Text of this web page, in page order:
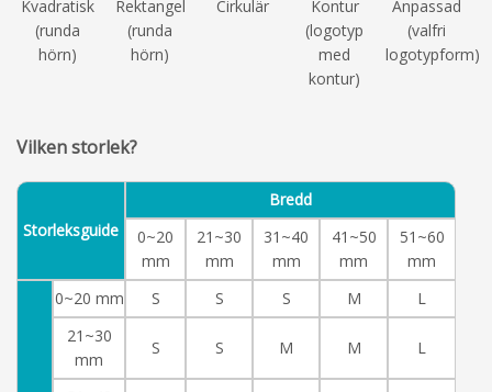
Kvadratisk
(runda
hörn)
Rektangel
(runda
hörn)
Cirkulär
Kontur
(logotyp
med
kontur)
Anpassad
(valfri
logotypform)
Vilken storlek?
Storleksguide
Bredd
0~20
mm
21~30
mm
31~40
mm
41~50
mm
51~60
mm
0~20 mm S S S M
L
21~30
mm
S S M M L